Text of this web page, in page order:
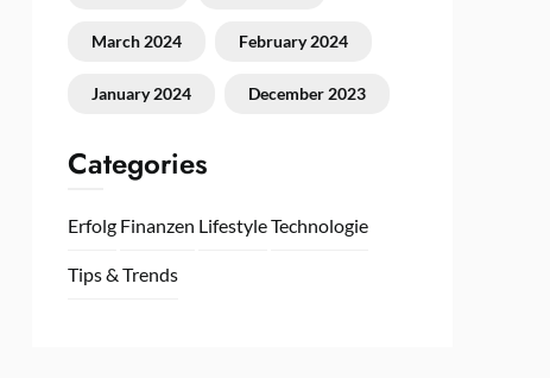
March 2024 February 2024
January 2024 December 2023
Categories
Erfolg Finanzen LifestyleTechnologie
Tips & Trends